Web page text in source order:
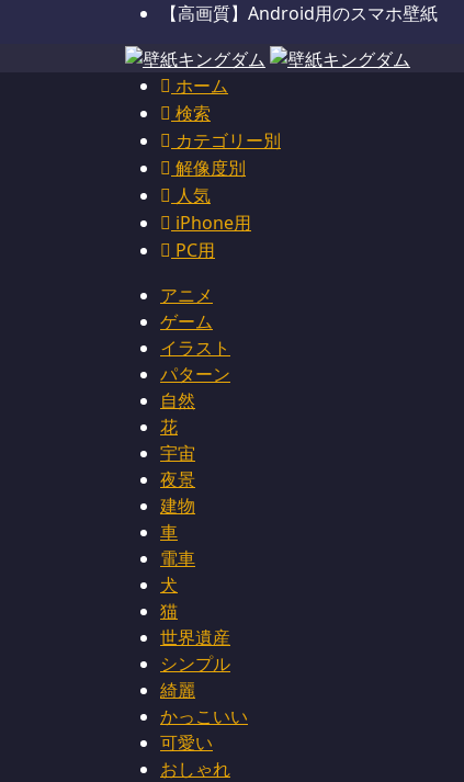
【高画質】Android用のスマホ壁紙
ホーム
検索
カテゴリー別
解像度別
人気
iPhone用
PC用
アニメ
ゲーム
イラスト
パターン
自然
花
宇宙
夜景
建物
車
電車
犬
猫
世界遺産
シンプル
綺麗
かっこいい
可愛い
おしゃれ